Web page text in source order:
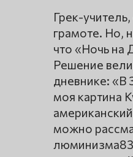
Грек-
грамоте. Но,
что «Ночь на
Решение
дневнике: «В
моя картина
можно